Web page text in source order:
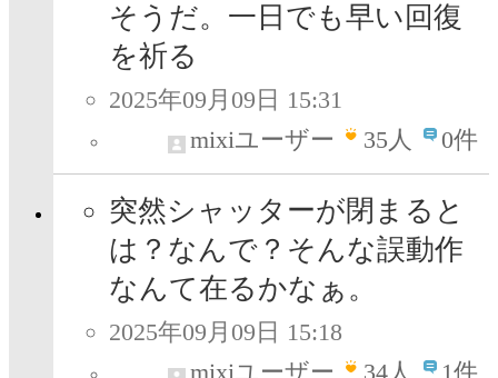
そうだ。一日でも早い回復
を祈る
2025年09月09日 15:31
mixiユーザー
35人 0件
突然シャッターが閉まると
は？なんで？そんな誤動作
なんて在るかなぁ。
2025年09月09日 15:18
mixiユーザー
34人 1件